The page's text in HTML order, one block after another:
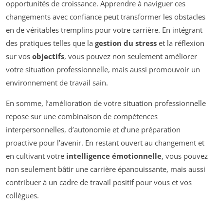
opportunités de croissance. Apprendre à naviguer ces
changements avec confiance peut transformer les obstacles
en de véritables tremplins pour votre carrière. En intégrant
des pratiques telles que la gestion du stress et la réflexion
sur vos objectifs, vous pouvez non seulement améliorer
votre situation professionnelle, mais aussi promouvoir un
environnement de travail sain.
En somme, l’amélioration de votre situation professionnelle
repose sur une combinaison de compétences
interpersonnelles, d’autonomie et d’une préparation
proactive pour l’avenir. En restant ouvert au changement et
en cultivant votre intelligence émotionnelle, vous pouvez
non seulement bâtir une carrière épanouissante, mais aussi
contribuer à un cadre de travail positif pour vous et vos
collègues.